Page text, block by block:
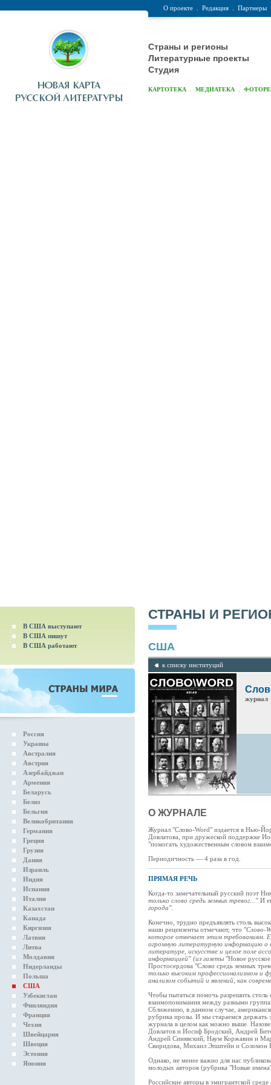
О проекте Редакция Партнеры
Страны и регионы
Литературные проекты
Студия
КАРТОТЕКА МЕДИАТЕКА
В США выступают
В США пишут
В США работают
Россия
Украина
Австралия
Австрия
Азербайджан
Армения
Беларусь
Белиз
Бельгия
Великобритания
Германия
Греция
Грузия
Дания
Израиль
Индия
Испания
Италия
Казахстан
Канада
Киргизия
Латвия
Литва
Молдавия
Нидерланды
Польша
США
Узбекистан
Финляндия
Франция
Чехия
Швейцария
Швеция
Эстония
Япония
СТРАНЫ И
США
к списку институций
журнал
О ЖУРНАЛЕ
Журнал "Слово-Word" издается в Нью-
Довлатова, при дружеской поддержке
"помогать художественным словом
Периодичность — 4 раза в год.
ПРЯМАЯ РЕЧЬ
Когда-то замечательный русский поэт
только слово средь земных тревог..." И
города".
Конечно, трудно предъявлять столь
наши рецензенты отмечают, что "Слово-
которое отвечает этим требованиям.
огромную литературную информацию о
литературе, искусстве и целое поле
информацией" (из газеты "Новое
Простосердова "Слово средь земных
только высоким профессионализмом и
анализом событий и явлений, как
Чтобы пытаться помочь разрешить
взаимопонимания между разными
Cближению, в данном случае,
рубрика прозы. И мы стараемся держать
журнала в целом как можно выше.
Довлатов и Иосиф Бродский, Андрей
Андрей Синявский, Наум Коржавин и
Свиридова, Михаил Эпштейн и Соломон
Однако, не менее важно для нас
молодых авторов (рубрика "Новые
Российские авторы в эмигрантской